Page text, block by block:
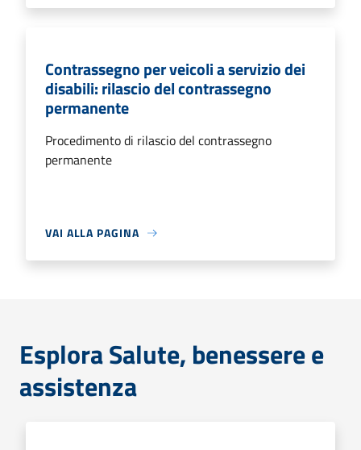
Contrassegno per veicoli a servizio dei
disabili: rilascio del contrassegno
permanente
Procedimento di rilascio del contrassegno
permanente
VAI ALLA PAGINA
Esplora Salute, benessere e
assistenza